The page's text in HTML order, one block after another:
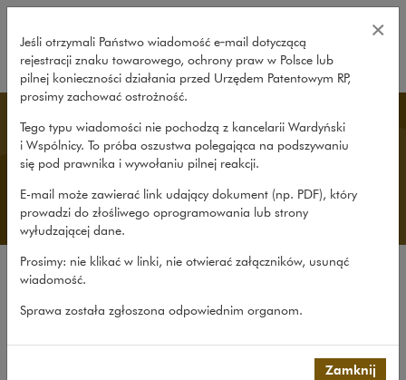
Lo Studio Legale – Wardyński i
Italian Desk
Il Dipartimento Italiano
Esperienza
Il team
Jeśli otrzymali Państwo wiadomość e‑mail dotyczącą
rejestracji znaku towarowego, ochrony praw w Polsce lub
pilnej konieczności działania przed Urzędem Patentowym RP,
prosimy zachować ostrożność.
Tego typu wiadomości nie pochodzą z kancelarii Wardyński
i Wspólnicy. To próba oszustwa polegająca na podszywaniu
się pod prawnika i wywołaniu pilnej reakcji.
E-mail może zawierać link udający dokument (np. PDF), który
prowadzi do złośliwego oprogramowania lub strony
wyłudzającej dane.
Prosimy: nie klikać w linki, nie otwierać załączników, usunąć
wiadomość.
Sprawa została zgłoszona odpowiednim organom.
×
Zamknij